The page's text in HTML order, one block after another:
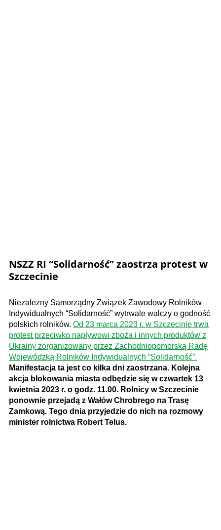
NSZZ RI “Solidarność” zaostrza protest w
Szczecinie
Niezależny Samorządny Związek Zawodowy Rolników
Indywidualnych “Solidarność” wytrwale walczy o godność
polskich rolników. Od 23 marca 2023 r. w Szczecinie trwa
protest przeciwko napływowi zboża i innych produktów z
Ukrainy zorganizowany przez Zachodniopomorską Radę
Wojewódzką Rolników Indywidualnych “Solidarność”.
Manifestacja ta jest co kilka dni zaostrzana. Kolejna
akcja blokowania miasta odbędzie się w czwartek 13
kwietnia 2023 r. o godz. 11.00. Rolnicy w Szczecinie
ponownie przejadą z Wałów Chrobrego na Trasę
Zamkową. Tego dnia przyjedzie do nich na rozmowy
minister rolnictwa Robert Telus.